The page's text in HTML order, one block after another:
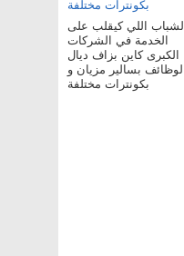
الشباب اللي كيقلب على
الخدمة في الشركات
الكبرى كاين بزاف ديال
الوظائف بسالير مزيان و
بكونترات مختلفة